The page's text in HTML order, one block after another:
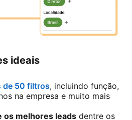
ideais
de 50 filtros, incluindo função,
na empresa e muito mais
os melhores leads dentre os